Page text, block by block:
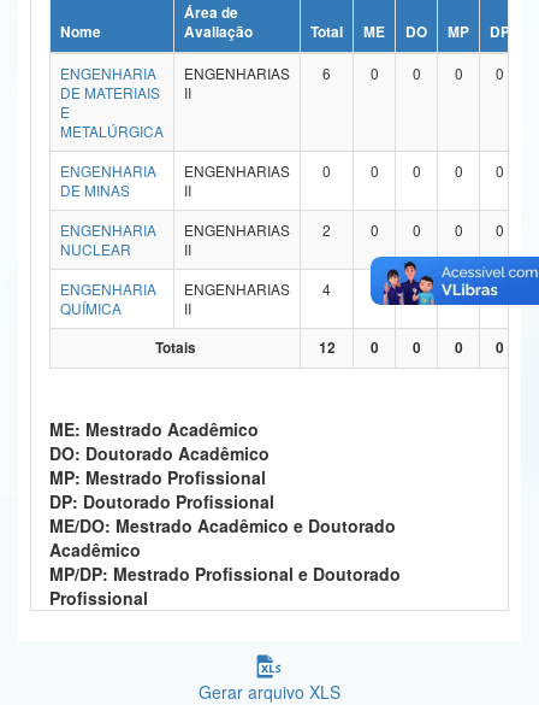
Ministério da Ciência, Tecnologia, Inovações e Comunicações
Ministério do Meio Ambiente
Ministério do Turismo
Ministério do Desenvolvimento Regional
Controladoria-Geral da União
Ministério da Mulher, da Família e dos Direitos Humanos
Secretaria-Geral
Secretaria de Governo
Advocacia-Geral da União
Banco Central do Brasil
Planalto
Nome
Área de
Avaliação
Total ME DO MP DP
ENGENHARIA
DE MATERIAIS
E
METALÚRGICA
ENGENHARIAS
II
6 0 0 0 0
ENGENHARIA
DE MINAS
ENGENHARIAS
II
0 0 0 0 0
ENGENHARIA
NUCLEAR
ENGENHARIAS
II
2 0 0 0 0
ENGENHARIA
QUÍMICA
ENGENHARIAS
II
4 0 0 0
Totais 12 0 0 0 0
ME: Mestrado Acadêmico
DO: Doutorado Acadêmico
MP: Mestrado Profissional
DP: Doutorado Profissional
ME/DO: Mestrado Acadêmico e Doutorado
Acadêmico
MP/DP: Mestrado Profissional e Doutorado
Profissional
Gerar arquivo XLS